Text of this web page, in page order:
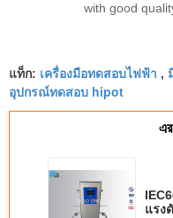
with good
แท็ก: เครื่องมือทดสอบไฟฟ้า ,
อุปกรณ์ทดสอบ hipot
এর
แรง